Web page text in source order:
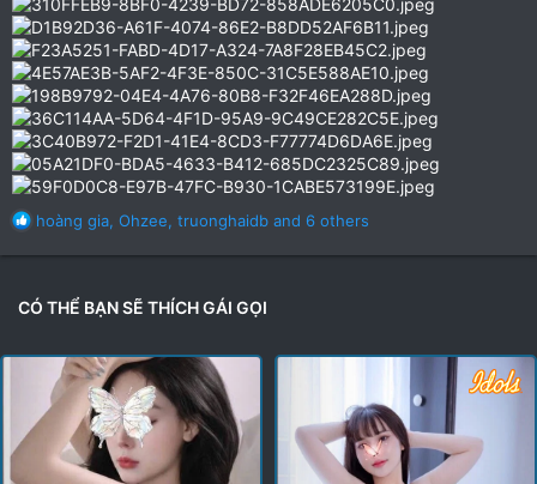
R
t
hoàng gia, Ohzee, truonghaidb and 6 others
CÓ THỂ BẠN SẼ THÍCH GÁI GỌI